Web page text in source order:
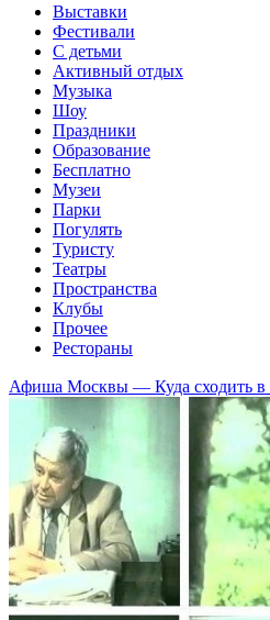
Выставки
Фестивали
С детьми
Активный отдых
Музыка
Шоу
Праздники
Образование
Бесплатно
Музеи
Парки
Погулять
Туристу
Театры
Пространства
Клубы
Прочее
Рестораны
Афиша Москвы — Куда сходить в